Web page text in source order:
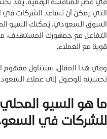
التي يمكن أن تساعد الشركات في
السوق السعودي، يُمكّنك السيو
التفاعل مع جمهورك المستهدف،
قوية مع العملاء.
وفي هذا المقال، سنتناول مفهوم
تحسينه للوصول إلى عملاء
ما هو السيو
للشركات في